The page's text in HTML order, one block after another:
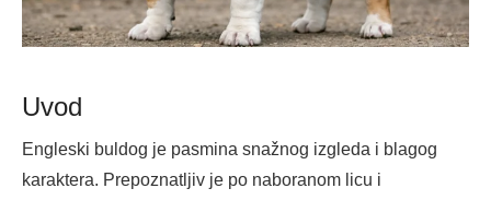
Uvod
Engleski buldog je pasmina snažnog izgleda i blagog
karaktera. Prepoznatljiv je po naboranom licu i